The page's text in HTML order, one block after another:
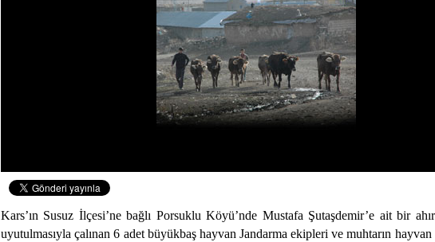
Kars’ın Susuz İlçesi’ne bağlı Porsuklu Köyü’nde Mustafa Şutaşdemir’e ait bir
uyutulmasıyla çalınan 6 adet büyükbaş hayvan Jandarma ekipleri ve muhtarın hayvan